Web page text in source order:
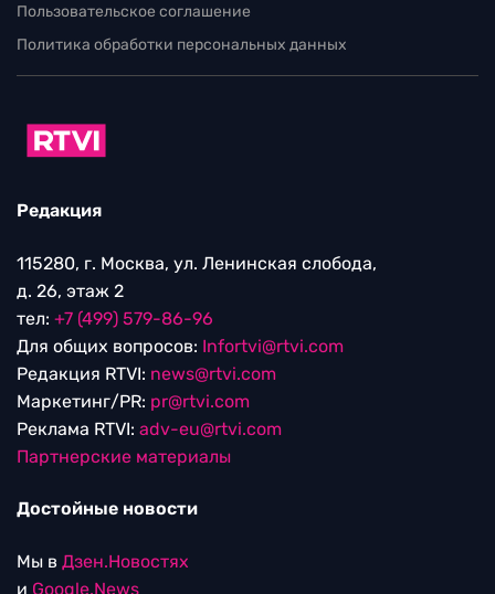
Пользовательское соглашение
Политика обработки персональных данных
Редакция
115280, г. Москва, ул. Ленинская слобода,
д. 26, этаж 2
тел: +7 (499) 579-86-96
Для общих вопросов: Infortvi@rtvi.com
Редакция RTVI: news@rtvi.com
Маркетинг/PR: pr@rtvi.com
Реклама RTVI: adv-eu@rtvi.com
Партнерские материалы
Достойные новости
Мы в Дзен.Новостях
и Google.News